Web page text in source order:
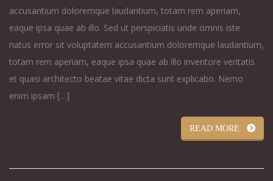
accusantium doloremque laudantium, totam rem aperiam,
eaque ipsa quae ab illo. Sed ut perspiciatis unde omnis iste
natus error sit voluptatem accusantium doloremque laudantium,
totam rem aperiam, eaque ipsa quae ab illo inventore veritatis
et quasi architecto beatae vitae dicta sunt explicabo. Nemo
enim ipsam […]
READ MORE